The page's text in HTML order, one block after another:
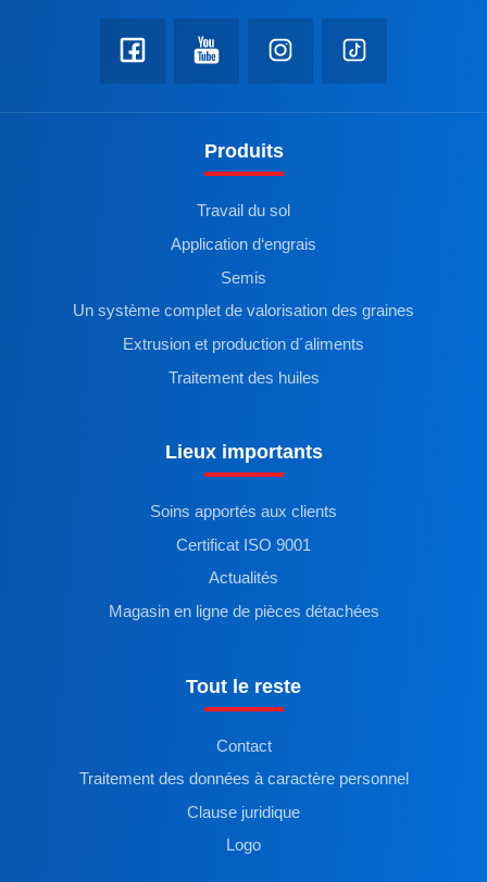
Produits
Travail du sol
Application d‘engrais
Semis
Un système complet de valorisation des graines
Extrusion et production d´aliments
Traitement des huiles
Lieux importants
Soins apportés aux clients
Certificat ISO 9001
Actualités
Magasin en ligne de pièces détachées
Tout le reste
Contact
Traitement des données à caractère personnel
Clause juridique
Logo